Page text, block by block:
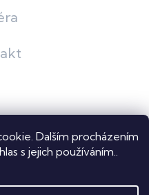
Dalším procházením
s jejich používáním..
. Všechna práva vyhrazena.